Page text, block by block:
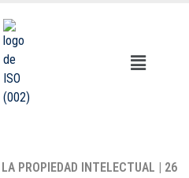
PROPIEDAD INTELECTUAL | 26